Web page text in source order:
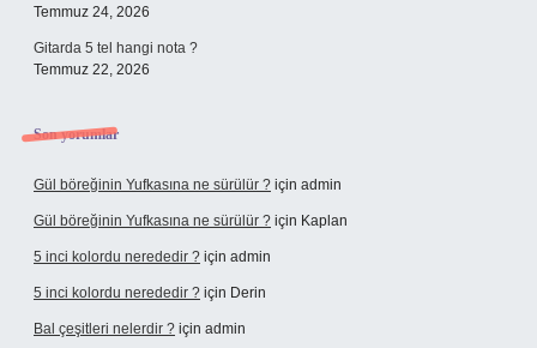
Temmuz 24, 2026
Gitarda 5 tel hangi nota ?
Temmuz 22, 2026
Son yorumlar
Gül böreğinin Yufkasına ne sürülür ? için admin
Gül böreğinin Yufkasına ne sürülür ? için Kaplan
5 inci kolordu nerededir ? için admin
5 inci kolordu nerededir ? için Derin
Bal çeşitleri nelerdir ? için admin